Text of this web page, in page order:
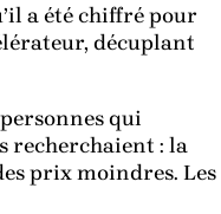
a été chiffré pour
décuplant
qui
recherchaient : la
prix moindres. Les